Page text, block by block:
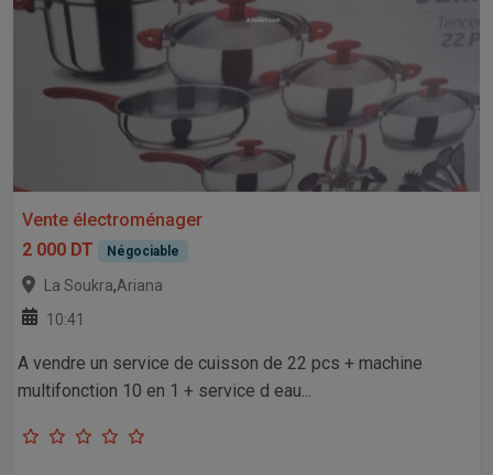
Vente électroménager
2 000 DT
Négociable
La Soukra,Ariana
10:41
A vendre un service de cuisson de 22 pcs + machine
multifonction 10 en 1 + service d eau...